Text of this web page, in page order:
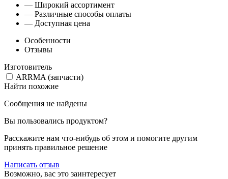
— Широкий ассортимент
— Различные способы оплаты
— Доступная цена
Особенности
Отзывы
Изготовитель
ARRMA (запчасти)
Найти похожие
Сообщения не найдены
Вы пользовались продуктом?
Расскажите нам что-нибудь об этом и помогите другим
принять правильное решение
Написать отзыв
Возможно, вас это заинтересует